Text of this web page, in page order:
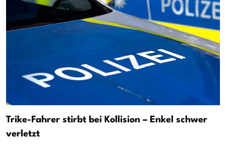
Trike-Fahrer stirbt bei Kollision – Enkel schwer
verletzt